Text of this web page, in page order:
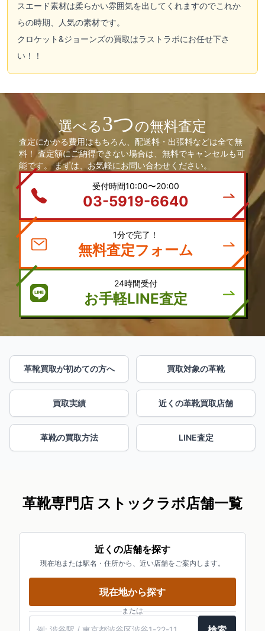
スエード素材は柔らかい雰囲気を出してくれますのでこれか
らの時期、人気の素材です。
クロケット&ジョーンズの買取はラストラボにお任せ下さ
い！！
選べる3つの無料査定
査定にかかる費用はもちろん、配送料・出張料などは全て無
料！ 査定額にご納得できない場合は、無料でキャンセルも可
能です。 まずは、お気軽にお問い合わせください。
受付時間10:00〜20:00
03-5919-6640
1分で完了！
無料査定フォーム
24時間受付
お手軽LINE査定
革靴買取が初めての方へ 買取対象の革靴
買取実績 近くの革靴買取店舗
革靴の買取方法 LINE査定
革靴専門店 ストックラボ店舗一覧
近くの店舗を探す
現在地または駅名・住所から、近い店舗をご案内します。
現在地から探す
または